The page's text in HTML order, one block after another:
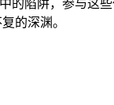
陷阱，参与这
的深渊。